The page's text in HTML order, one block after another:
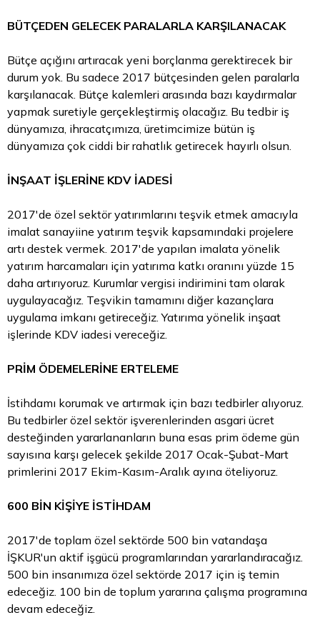
BÜTÇEDEN GELECEK PARALARLA KARŞILANACAK
Bütçe açığını artıracak yeni borçlanma gerektirecek bir
durum yok. Bu sadece 2017 bütçesinden gelen paralarla
karşılanacak. Bütçe kalemleri arasında bazı kaydırmalar
yapmak suretiyle gerçekleştirmiş olacağız. Bu tedbir iş
dünyamıza, ihracatçımıza, üretimcimize bütün iş
dünyamıza çok ciddi bir rahatlık getirecek hayırlı olsun.
İNŞAAT İŞLERİNE KDV İADESİ
2017'de özel sektör yatırımlarını teşvik etmek amacıyla
imalat sanayiine yatırım teşvik kapsamındaki projelere
artı destek vermek. 2017'de yapılan imalata yönelik
yatırım harcamaları için yatırıma katkı oranını yüzde 15
daha artırıyoruz. Kurumlar vergisi indirimini tam olarak
uygulayacağız. Teşvikin tamamını diğer kazançlara
uygulama imkanı getireceğiz. Yatırıma yönelik inşaat
işlerinde KDV iadesi vereceğiz.
PRİM ÖDEMELERİNE ERTELEME
İstihdamı korumak ve artırmak için bazı tedbirler alıyoruz.
Bu tedbirler özel sektör işverenlerinden asgari ücret
desteğinden yararlananların buna esas prim ödeme gün
sayısına karşı gelecek şekilde 2017 Ocak-Şubat-Mart
primlerini 2017 Ekim-Kasım-Aralık ayına öteliyoruz.
600 BİN KİŞİYE İSTİHDAM
2017'de toplam özel sektörde 500 bin vatandaşa
İŞKUR'un aktif işgücü programlarından yararlandıracağız.
500 bin insanımıza özel sektörde 2017 için iş temin
edeceğiz. 100 bin de toplum yararına çalışma programına
devam edeceğiz.